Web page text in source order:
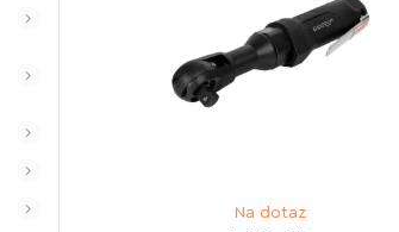
Na dotaz